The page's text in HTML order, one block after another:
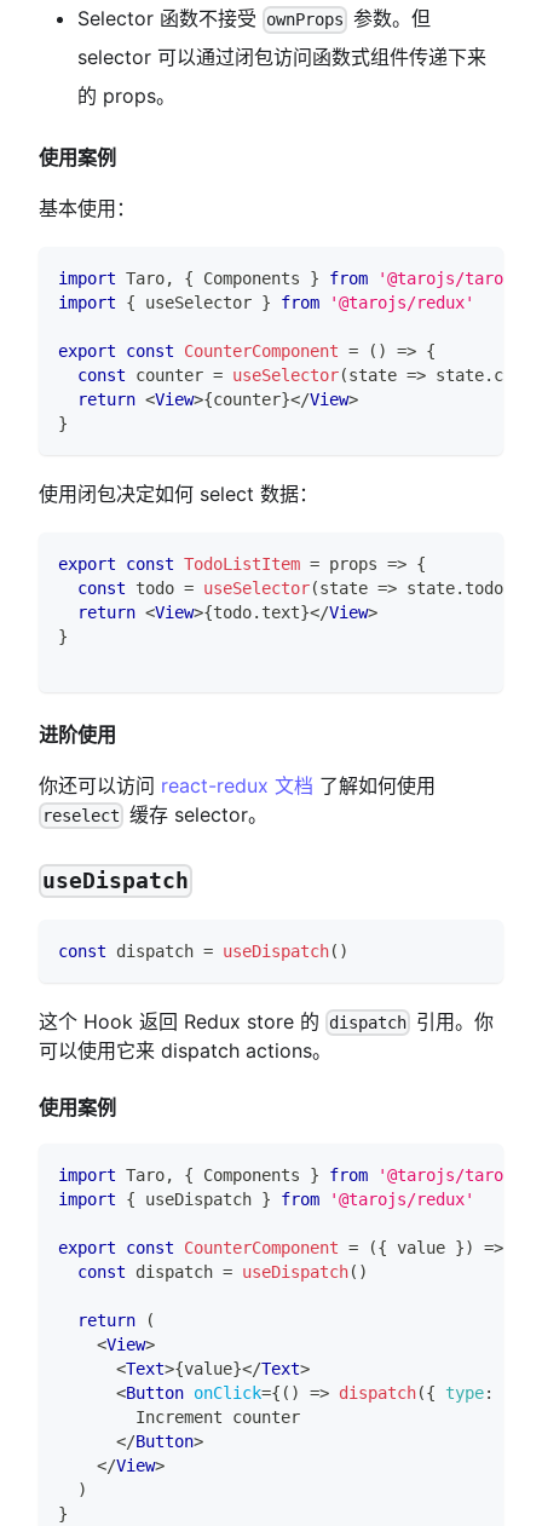
Selector 函数不接受 ownProps 参数。但
selector 可以通过闭包访问函数式组件传递下来
的 props。
使用案例
基本使用：
import Taro, { Components } from
'@tarojs/taro'
import
{ useSelector } from '@tarojs/redux'
export const CounterComponent = ( ) => {
const counter = useSelector(state => state.
return <View>{counter}</View>
}
使用闭包决定如何 select 数据：
export const TodoListItem = props => {
const todo = useSelector(state => state. todos
return <View>{todo. text}</View>
}
进阶使用
你还可以访问 react-redux 文档 了解如何使用
reselect 缓存 selector。
useDispatch
const dispatch = useDispatch( )
这个 Hook 返回 Redux store 的 dispatch 引用。你
可以使用它来 dispatch actions。
使用案例
import Taro, { Components } from
'@tarojs/taro'
import
{ useDispatch } from '@tarojs/redux'
export const CounterComponent = ({ value }) =>
const dispatch = useDispatch( )
return
(
<View>
<Text>{value}</Text>
<Button onClick={ ( ) => dispatch({ type:
        Increment counter
</Button>
</View>
)
}